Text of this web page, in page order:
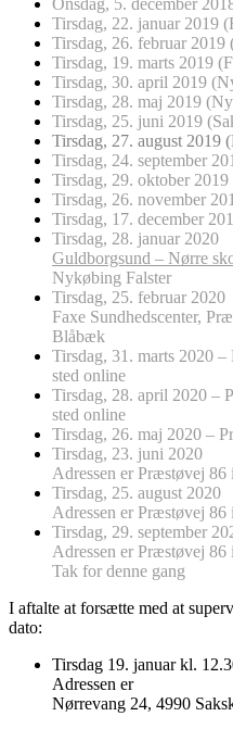
Tirsdag, 22. januar 2019
Tirsdag, 26. februar 2019
Tirsdag, 19. marts 2019 (
Tirsdag, 30. april 2019 (
Tirsdag, 28. maj 2019 (
Tirsdag, 25. juni 2019 (
Tirsdag, 27. august 2019 (
Tirsdag, 24. september
Tirsdag, 29. oktober 2019
Tirsdag, 26. november
Tirsdag, 17. december
Tirsdag, 28. januar 2020
Guldborgsund – Nørre
Nykøbing Falster
Tirsdag, 25. februar 2020
Faxe Sundhedscenter,
Blåbæk
Tirsdag, 31. marts 2020
sted online
Tirsdag, 28. april 2020 –
sted online
Tirsdag, 26. maj 2020 –
Tirsdag, 23. juni 2020
Adressen er Præstøvej 86
Tirsdag, 25. august 2020
Adressen er Præstøvej 86
Tirsdag, 29. september
Adressen er Præstøvej 86
Tak for denne gang
I aftalte at forsætte med at
dato:
Tirsdag 19. januar kl.
Adressen er
Nørrevang 24, 4990